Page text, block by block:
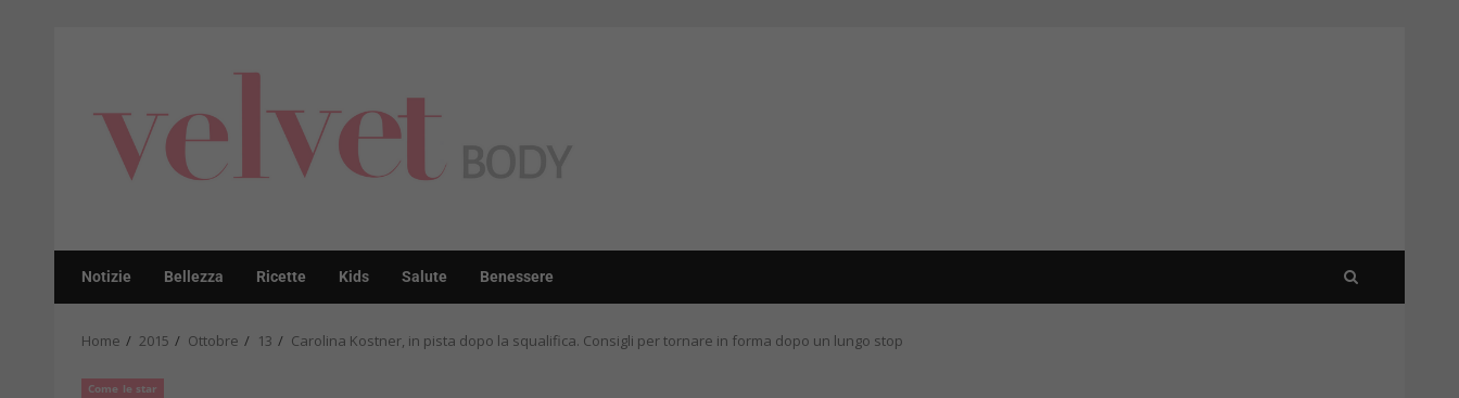
Notizie Bellezza Ricette Kids Salute Benessere
Home 2015 Ottobre 13 Carolina Kostner, in pista dopo la squalifica. Consigli per tornare in forma dopo un lungo stop
Come le star